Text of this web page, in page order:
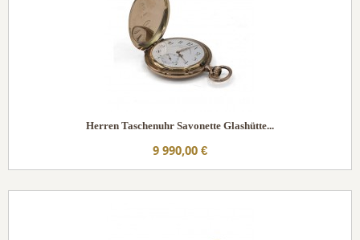
Herren Taschenuhr Savonette Glashütte...
9 990,00 €